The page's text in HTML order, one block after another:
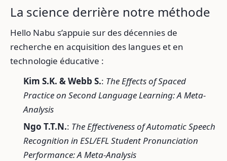
La science derrière notre méthode
Hello Nabu s’appuie sur des décennies de
recherche en acquisition des langues et en
technologie éducative :
Kim S.K. & Webb S.: The Effects of Spaced
Practice on Second Language Learning: A Meta-
Analysis
Ngo T.T.N.: The Effectiveness of Automatic Speech
Recognition in ESL/EFL Student Pronunciation
Performance: A Meta-Analysis